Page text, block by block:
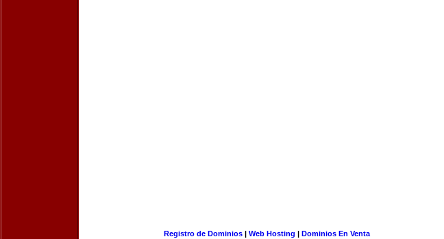
Registro de Dominios| Web Hosting | Dominios En Venta